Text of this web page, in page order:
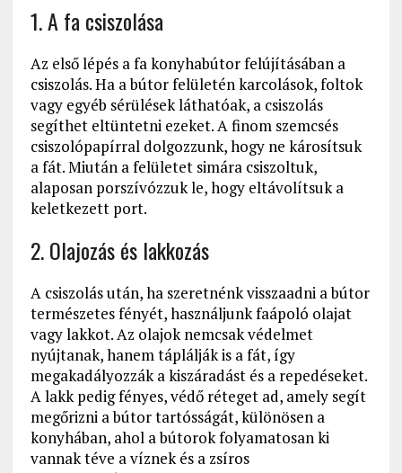
1. A fa csiszolása
Az első lépés a fa konyhabútor felújításában a
csiszolás. Ha a bútor felületén karcolások, foltok
vagy egyéb sérülések láthatóak, a csiszolás
segíthet eltüntetni ezeket. A finom szemcsés
csiszolópapírral dolgozzunk, hogy ne károsítsuk
a fát. Miután a felületet simára csiszoltuk,
alaposan porszívózzuk le, hogy eltávolítsuk a
keletkezett port.
2. Olajozás és lakkozás
A csiszolás után, ha szeretnénk visszaadni a bútor
természetes fényét, használjunk faápoló olajat
vagy lakkot. Az olajok nemcsak védelmet
nyújtanak, hanem táplálják is a fát, így
megakadályozzák a kiszáradást és a repedéseket.
A lakk pedig fényes, védő réteget ad, amely segít
megőrizni a bútor tartósságát, különösen a
konyhában, ahol a bútorok folyamatosan ki
vannak téve a víznek és a zsíros